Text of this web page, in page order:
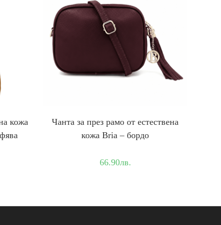
кожа
Чанта за през рамо от естествена
кожа Bria – бордо
66.90лв.